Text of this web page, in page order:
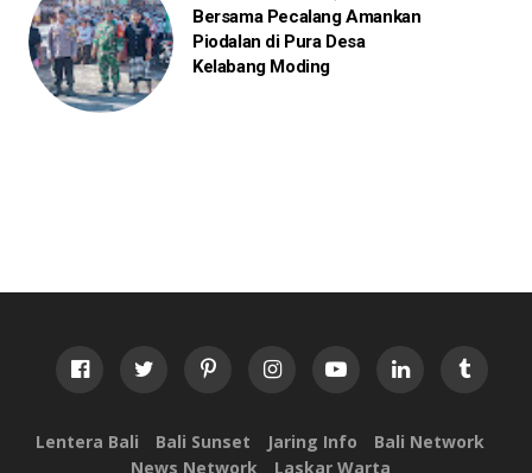
Bersama Pecalang Amankan
Piodalan di Pura Desa
Kelabang Moding
Lentera Bali Bali Sunset Jaring Info
Bali Network
News Network
Laskar Warta